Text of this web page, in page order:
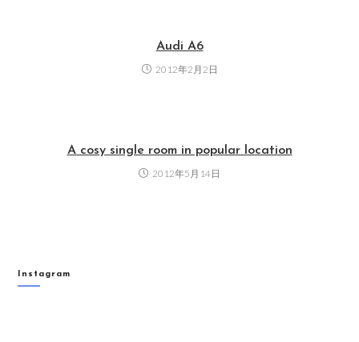
Audi A6
2012年2月2日
A cosy single room in popular location
2012年5月14日
Instagram